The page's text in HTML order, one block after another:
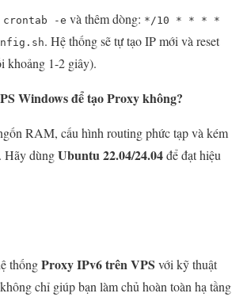
crontab -e và thêm dòng: */10 * * * *
. Hệ thống sẽ tự tạo IP mới và reset
khoảng 1-2 giây).
Windows để tạo Proxy không?
RAM, cấu hình routing phức tạp và kém
Hãy dùngUbuntu 22.04/24.04để đạt hiệu
thốngProxy IPv6 trên VPS với kỹ thuật
không chỉ giúp bạn làm chủ hoàn toàn hạ tầng